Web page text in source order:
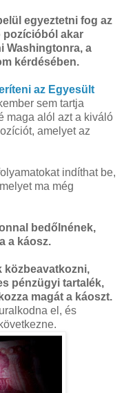
egyeztetni fog az
pozícióból akar
Washingtonra, a
kérdésében.
az Egyesült
sem tartja
maga alól azt a kiváló
amelyet az
indíthat be,
ma még
bedőlnének,
a káosz.
közbeavatkozni,
pénzügyi tartalék,
magát a káoszt.
el, és